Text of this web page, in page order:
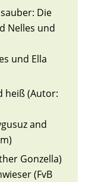
Die
Nelles und
und Ella
heiß (Autor:
and
Gonzella)
(FvB